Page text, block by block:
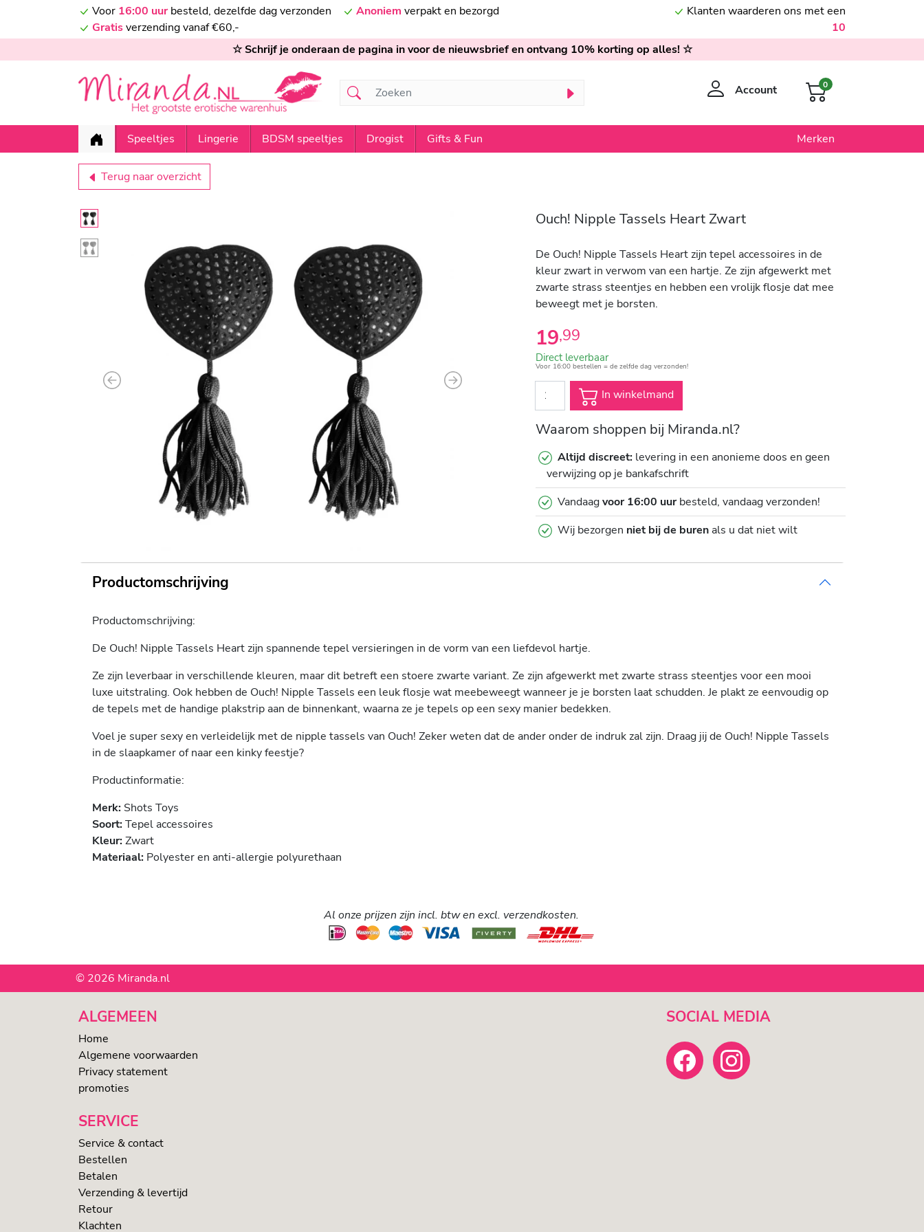
Voor 16:00 uurbesteld, dezelfde dag verzonden Anoniem verpakt en bezorgd
Gratisverzending vanaf €60,-
Klanten waarderen ons met een
10
☆ Schrijf je onderaan de pagina in voor de nieuwsbrief en ontvang 10% korting op alles! ☆
Account 0
Speeltjes Lingerie BDSM speeltjes Drogist Gifts & Fun Merken
Terug naar overzicht
Previous Next
Ouch! Nipple Tassels Heart Zwart
De Ouch! Nipple Tassels Heart zijn tepel accessoires in de
kleur zwart in verwom van een hartje. Ze zijn afgewerkt met
zwarte strass steentjes en hebben een vrolijk flosje dat mee
beweegt met je borsten.
19,99
Direct leverbaar
Voor 16:00 bestellen = de zelfde dag verzonden!
In winkelmand
Waarom shoppen bij Miranda.nl?
Altijd discreet: levering in een anonieme doos en geen
verwijzing op je bankafschrift
Vandaagvoor 16:00 uurbesteld, vandaag verzonden!
Wij bezorgen niet bij de burenals u dat niet wilt
Productomschrijving
Productomschrijving:
De Ouch! Nipple Tassels Heart zijn spannende tepel versieringen in de vorm van een liefdevol hartje.
Ze zijn leverbaar in verschillende kleuren, maar dit betreft een stoere zwarte variant. Ze zijn afgewerkt met zwarte strass steentjes voor een mooi
luxe uitstraling. Ook hebben de Ouch! Nipple Tassels een leuk flosje wat meebeweegt wanneer je je borsten laat schudden. Je plakt ze eenvoudig op
de tepels met de handige plakstrip aan de binnenkant, waarna ze je tepels op een sexy manier bedekken.
Voel je super sexy en verleidelijk met de nipple tassels van Ouch! Zeker weten dat de ander onder de indruk zal zijn. Draag jij de Ouch! Nipple Tassels
in de slaapkamer of naar een kinky feestje?
Productinformatie:
Merk: Shots Toys
Soort:Tepel accessoires
Kleur:Zwart
Materiaal: Polyester en anti-allergie polyurethaan
Al onze prijzen zijn incl. btw en excl. verzendkosten.
© 2026 Miranda.nl
ALGEMEEN
Home
Algemene voorwaarden
Privacy statement
promoties
SERVICE
Service & contact
Bestellen
Betalen
Verzending & levertijd
Retour
Klachten
SOCIAL MEDIA